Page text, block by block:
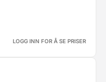
LOGG INN FOR Å SE PRISER